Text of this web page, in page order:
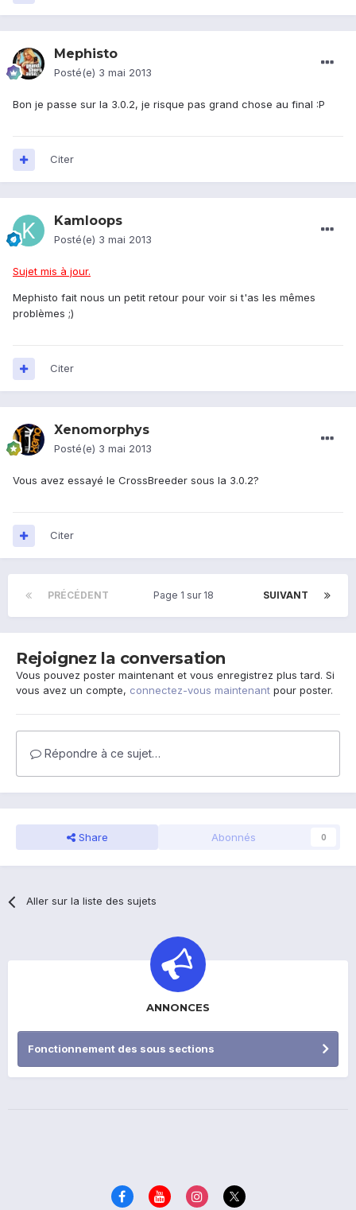
Mephisto
Posté(e) 3 mai 2013
Bon je passe sur la 3.0.2, je risque pas grand chose au final :P
Citer
Kamloops
Posté(e) 3 mai 2013
Sujet mis à jour.
Mephisto fait nous un petit retour pour voir si t'as les mêmes
problèmes ;)
Citer
Xenomorphys
Posté(e) 3 mai 2013
Vous avez essayé le CrossBreeder sous la 3.0.2?
Citer
PRÉCÉDENT SUIVANT
Page 1 sur 18
Rejoignez la conversation
Vous pouvez poster maintenant et vous enregistrez plus tard. Si
vous avez un compte, connectez-vous maintenant pour poster.
Répondre à ce sujet…
Share Abonnés 0
Aller sur la liste des sujets
ANNONCES
Fonctionnement des sous sections